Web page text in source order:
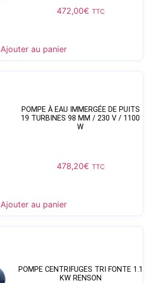
472,00€ TTC
Ajouter au panier
POMPE À EAU IMMERGÉE DE PUITS
19 TURBINES 98 MM / 230 V / 1100
W
478,20€ TTC
Ajouter au panier
POMPE CENTRIFUGES TRI FONTE 1.1
KW RENSON